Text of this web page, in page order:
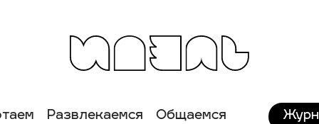
Развлекаемся Общаемся